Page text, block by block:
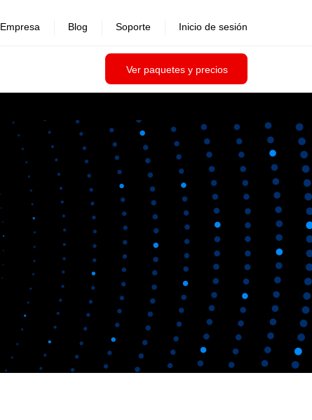
Ver paquetes y precios
Empresa Blog Soporte Inicio de sesión